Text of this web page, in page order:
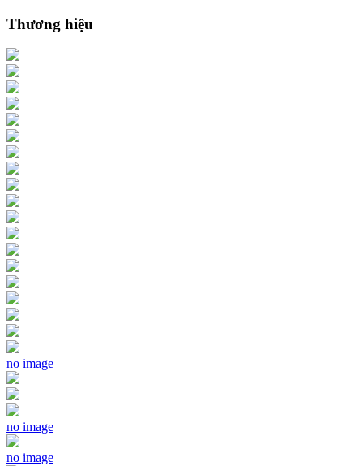
Thương hiệu
no image
no image
no image